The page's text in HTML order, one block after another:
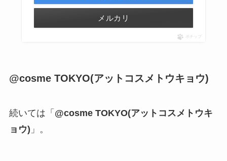
メルカリ
ポチップ
@cosme TOKYO(アットコスメトウキョウ)
続いては「 @cosme TOKYO(アットコスメトウキ
ョウ) 」。